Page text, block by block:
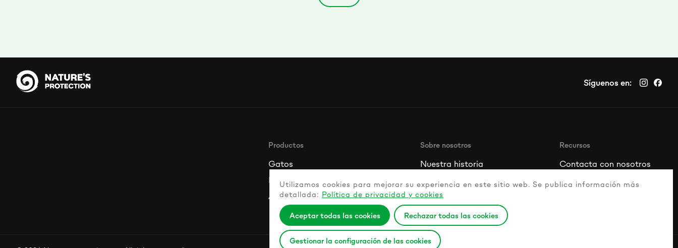
Síguenos en:
Productos
Gatos
Perros
Alimentos para mascotas
Sobre nosotros
Nuestra historia
Nuestros valores
Nuestros embajadores
Recursos
Contacta con nosotros
Guía de mascotas sanas
Utilizamos cookies para mejorar su experiencia en este sitio web. Se publica información más
detallada: Política de privacidad y cookies
Aceptar todas las cookies Rechazar todas las cookies
Gestionar la configuración de las cookies